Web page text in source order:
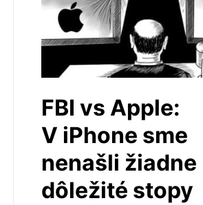
FBI vs Apple:
V iPhone sme
nenašli žiadne
dôležité stopy